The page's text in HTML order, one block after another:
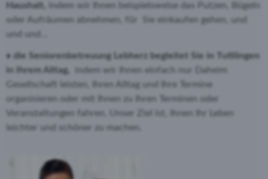
Haushalt,
indem wir Ihnen beispielsweise das Putzen, Bügeln
oder Aufräumen abnehmen, für Sie einkaufen gehen, und
und und...
♦ die Seniorenbetreuung Lebherz begleitet Sie in Tuttlingen
in Ihrem Alltag,
indem wir Ihnen einfach nur Daheim
Gesellschaft leisten, Ihren Alltag und Ihre Termine
organisieren oder mit Ihnen zu Ihren Terminen oder
Veranstaltungen fahren. Unser Ziel ist, Ihnen Ihr Leben
leichter und schöner zu machen.